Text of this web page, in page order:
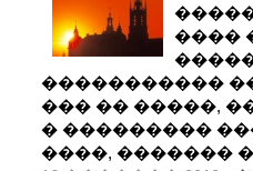
����
�����������
��� �� �����,
� ���������
����, �������